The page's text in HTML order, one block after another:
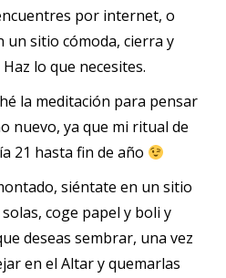
por internet, o
sitio cómoda, cierra y
lo que necesites.
la meditación para pensar
nuevo, ya que mi ritual de
21 hasta fin de año
siéntate en un sitio
coge papel y boli y
deseas sembrar, una vez
en el Altar y quemarlas